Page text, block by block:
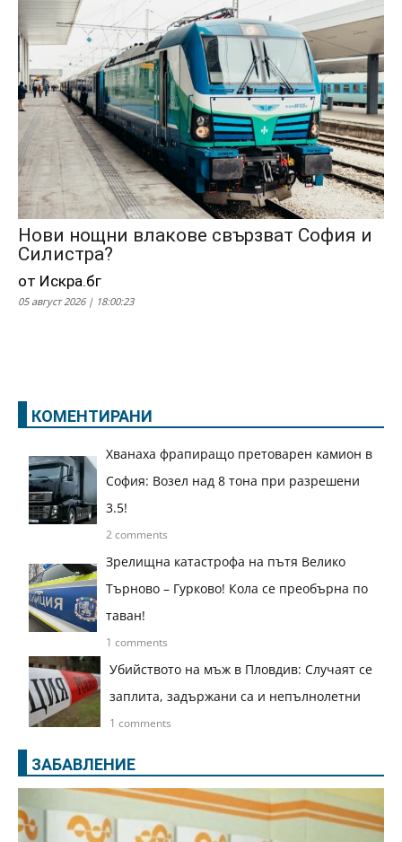
Нови нощни влакове свързват София и
Силистра?
от Искра.бг
05 август 2026 | 18:00:23
КОМЕНТИРАНИ
Хванаха фрапиращо претоварен камион в
София: Возел над 8 тона при разрешени
3.5!
2 comments
Зрелищна катастрофа на пътя Велико
Търново – Гурково! Кола се преобърна по
таван!
1 comments
Убийството на мъж в Пловдив: Случаят се
заплита, задържани са и непълнолетни
1 comments
ЗАБАВЛЕНИЕ